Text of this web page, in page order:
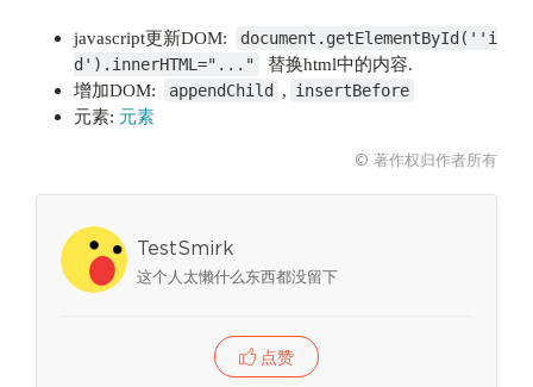
javascript更新DOM:
document.getElementById(''i
d').innerHTML="..."
替换html中的内容.
增加DOM:
appendChild , insertBefore
元素: 元素
© 著作权归作者所有
TestSmirk
这个人太懒什么东西都没留下
点赞